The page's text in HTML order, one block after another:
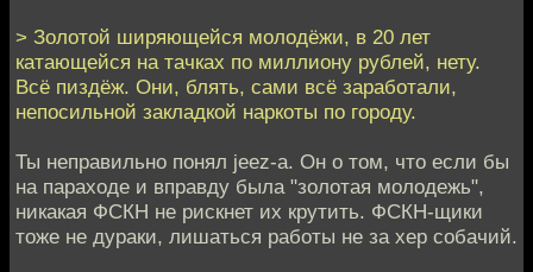
> Золотой ширяющейся молодёжи, в 20 лет
катающейся на тачках по миллиону рублей, нету.
Всё пиздёж. Они, блять, сами всё заработали,
непосильной закладкой наркоты по городу.
Ты неправильно понял jeez-а. Он о том, что если бы
на параходе и вправду была "золотая молодежь",
никакая ФСКН не рискнет их крутить. ФСКН-щики
тоже не дураки, лишаться работы не за хер собачий.